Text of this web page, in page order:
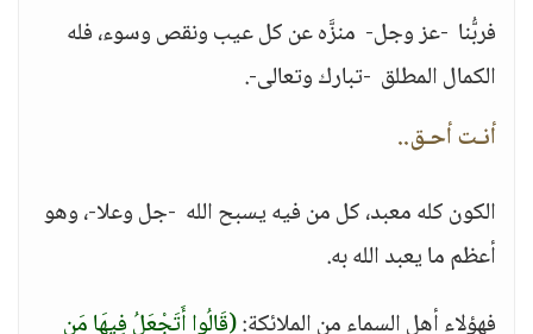
فربُّنا -عز وجل- منزَّه عن كل عيب ونقص وسوء، فله
الكمال المطلق -تبارك وتعالى-.
أنـت أحـق..
الكون كله معبد، كل من فيه يسبح الله -جل وعلا-، وهو
أعظم ما يعبد الله به.